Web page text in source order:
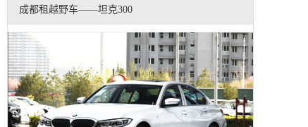
成都租越野车——坦克300